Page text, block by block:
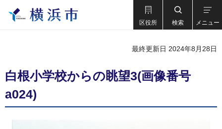
区役所 検索 メニュー
最終更新日 2024年8月28日
白根小学校からの眺望3(画像番号
a024)